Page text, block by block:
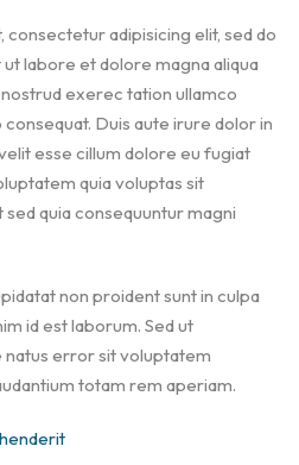
adipisicing elit, sed do
labore et dolore magna aliqua
exerec tation ullamco
Duis aute irure dolor in
esse cillum dolore eu fugiat
quia voluptas sit
quia consequuntur magni
non proident sunt in culpa
id est laborum. Sed ut
natus error sit voluptatem
totam rem aperiam.